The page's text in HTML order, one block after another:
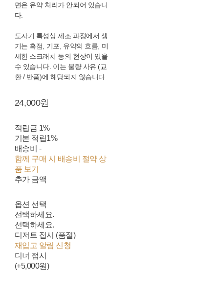
면은 유약 처리가 안되어 있습니
다.
도자기 특성상 제조 과정에서 생
기는 흑점, 기포, 유약의 흐름, 미
세한 스크래치 등의 현상이 있을
수 있습니다. 이는 불량 사유 (교
환 / 반품)에 해당되지 않습니다.
24,000원
적립금 1%
기본 적립1%
배송비 -
함께 구매 시 배송비 절약 상
품 보기
추가 금액
옵션 선택
선택하세요.
선택하세요.
디저트 접시 (품절)
재입고 알림 신청
디너 접시
(+5,000원)